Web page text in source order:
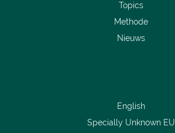
Topics
Methode
Nieuws
English
Specially Unknown EU